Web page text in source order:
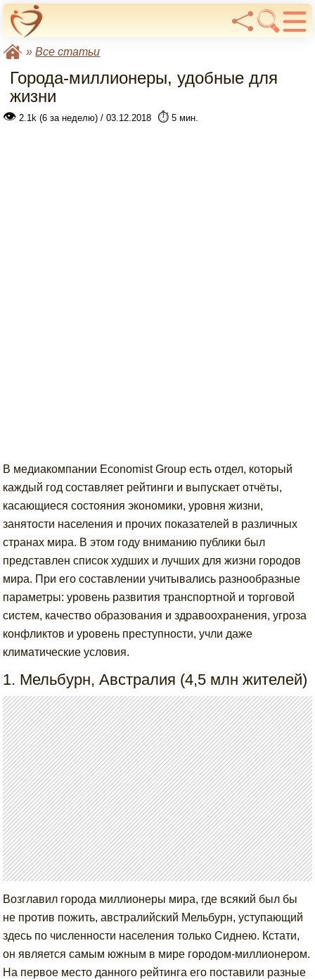
»Все статьи
Города-миллионеры, удобные для
жизни
👁 2.1k (6 за неделю) / 03.12.2018 ⏱️ 5 мин.
В медиакомпании Economist Group есть отдел, который
каждый год составляет рейтинги и выпускает отчёты,
касающиеся состояния экономики, уровня жизни,
занятости населения и прочих показателей в различных
странах мира. В этом году вниманию публики был
представлен список худших и лучших для жизни городов
мира. При его составлении учитывались разнообразные
параметры: уровень развития транспортной и торговой
систем, качество образования и здравоохранения, угроза
конфликтов и уровень преступности, учли даже
климатические условия.
1. Мельбурн, Австралия (4,5 млн жителей)
Возглавил города миллионеры мира, где всякий был бы
не против пожить, австралийский Мельбурн, уступающий
здесь по численности населения только Сиднею. Кстати,
он является самым южным в мире городом-миллионером.
На первое место данного рейтинга его поставили разные